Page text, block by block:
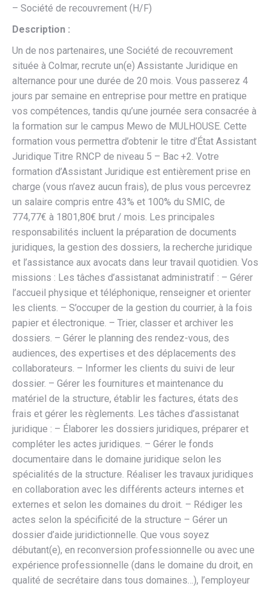
– Société de recouvrement (H/F)
Description :
Un de nos partenaires, une Société de recouvrement
située à Colmar, recrute un(e) Assistante Juridique en
alternance pour une durée de 20 mois. Vous passerez 4
jours par semaine en entreprise pour mettre en pratique
vos compétences, tandis qu’une journée sera consacrée à
la formation sur le campus Mewo de MULHOUSE. Cette
formation vous permettra d’obtenir le titre d’État Assistant
Juridique Titre RNCP de niveau 5 – Bac +2. Votre
formation d’Assistant Juridique est entièrement prise en
charge (vous n’avez aucun frais), de plus vous percevrez
un salaire compris entre 43% et 100% du SMIC, de
774,77€ à 1801,80€ brut / mois. Les principales
responsabilités incluent la préparation de documents
juridiques, la gestion des dossiers, la recherche juridique
et l’assistance aux avocats dans leur travail quotidien. Vos
missions : Les tâches d’assistanat administratif : – Gérer
l’accueil physique et téléphonique, renseigner et orienter
les clients. – S’occuper de la gestion du courrier, à la fois
papier et électronique. – Trier, classer et archiver les
dossiers. – Gérer le planning des rendez-vous, des
audiences, des expertises et des déplacements des
collaborateurs. – Informer les clients du suivi de leur
dossier. – Gérer les fournitures et maintenance du
matériel de la structure, établir les factures, états des
frais et gérer les règlements. Les tâches d’assistanat
juridique : – Élaborer les dossiers juridiques, préparer et
compléter les actes juridiques. – Gérer le fonds
documentaire dans le domaine juridique selon les
spécialités de la structure. Réaliser les travaux juridiques
en collaboration avec les différents acteurs internes et
externes et selon les domaines du droit. – Rédiger les
actes selon la spécificité de la structure – Gérer un
dossier d’aide juridictionnelle. Que vous soyez
débutant(e), en reconversion professionnelle ou avec une
expérience professionnelle (dans le domaine du droit, en
qualité de secrétaire dans tous domaines…), l’employeur